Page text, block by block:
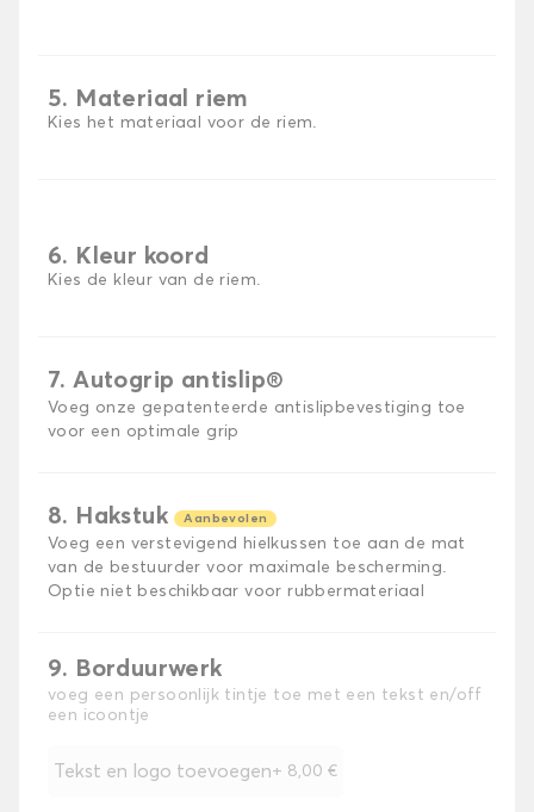
5. Materiaal riem
Kies het materiaal voor de riem.
6. Kleur koord
Kies de kleur van de riem.
7. Autogrip antislip®
Voeg onze gepatenteerde antislipbevestiging toe
voor een optimale grip
8. Hakstuk Aanbevolen
Voeg een verstevigend hielkussen toe aan de mat
van de bestuurder voor maximale bescherming.
Optie niet beschikbaar voor rubbermateriaal
9. Borduurwerk
voeg een persoonlijk tintje toe met een tekst en/off
een icoontje
Tekst en logo toevoegen+ 8,00 €